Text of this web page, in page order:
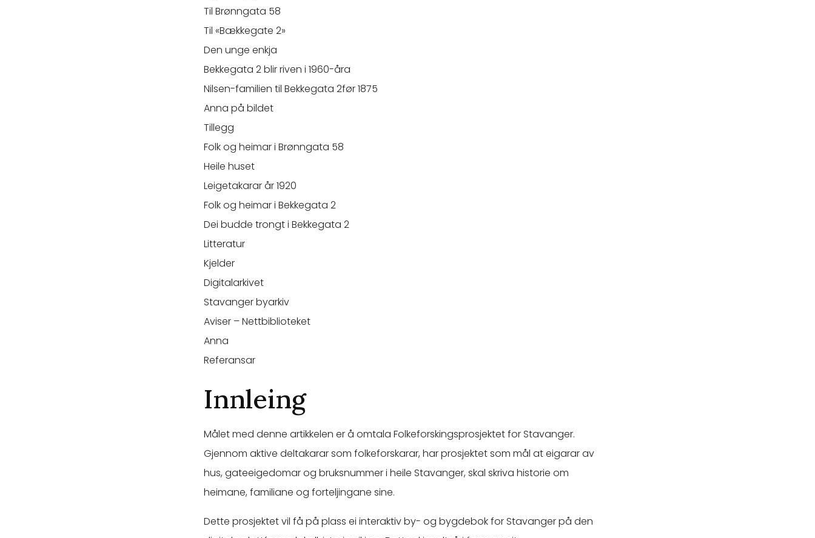
Til Brønngata 58
Til «Bækkegate 2»
Den unge enkja
Bekkegata 2 blir riven i 1960-åra
Nilsen-familien til Bekkegata 2før 1875
Anna på bildet
Tillegg
Folk og heimar i Brønngata 58
Heile huset
Leigetakarar år 1920
Folk og heimar i Bekkegata 2
Dei budde trongt i Bekkegata 2
Litteratur
Kjelder
Digitalarkivet
Stavanger byarkiv
Aviser – Nettbiblioteket
Anna
Referansar
Innleing
Målet med denne artikkelen er å omtala Folkeforskingsprosjektet for Stavanger.
Gjennom aktive deltakarar som folkeforskarar, har prosjektet som mål at eigarar av
hus, gateeigedomar og bruksnummer i heile Stavanger, skal skriva historie om
heimane, familiane og forteljingane sine.
Dette prosjektet vil få på plass ei interaktiv by- og bygdebok for Stavanger på den